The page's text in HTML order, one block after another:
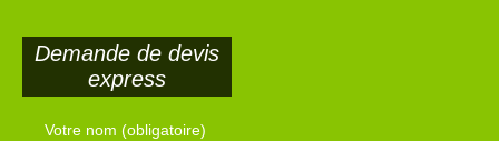
Demande de devis
express
Votre nom (obligatoire)